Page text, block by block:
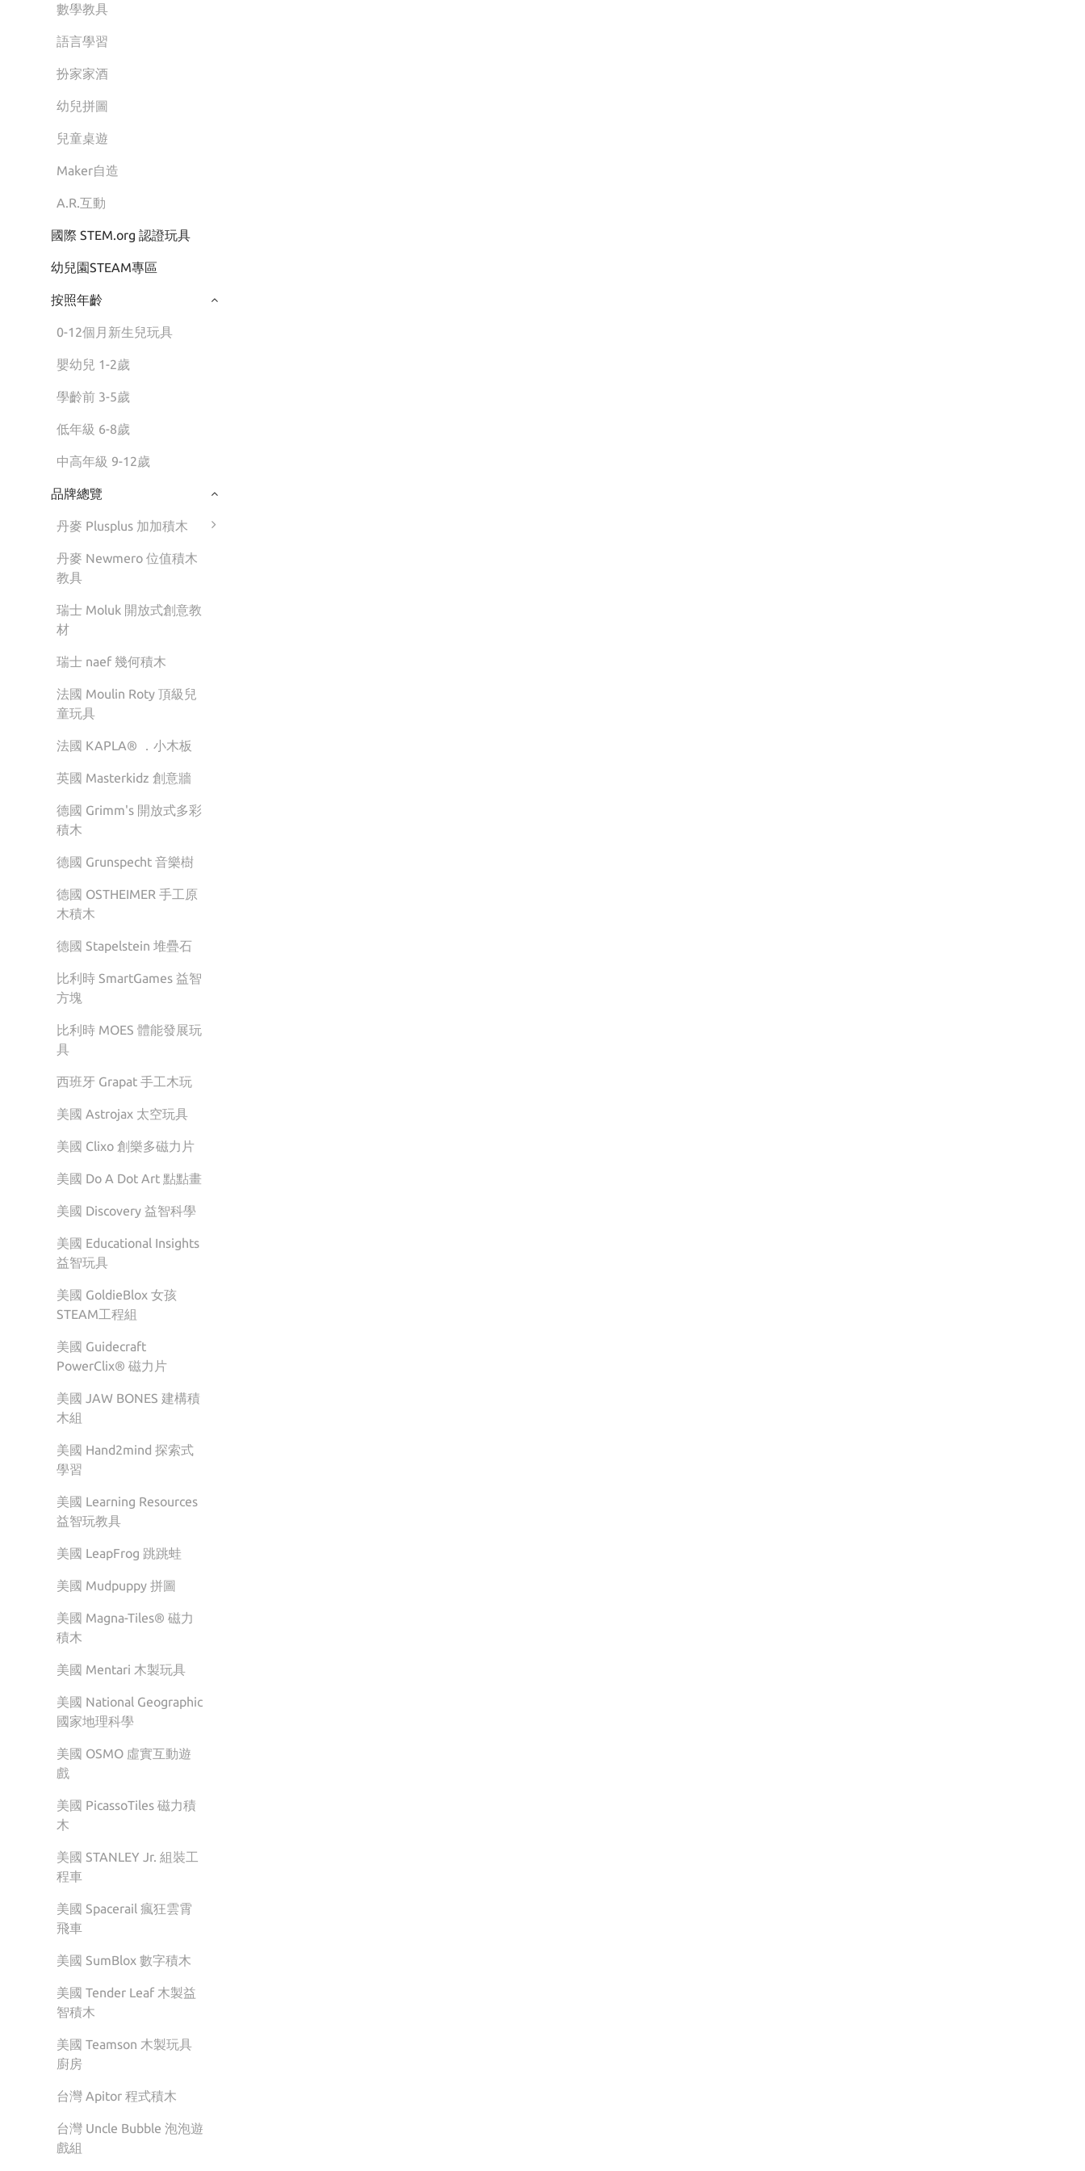
數學教具
語言學習
扮家家酒
幼兒拼圖
兒童桌遊
Maker自造
A.R.互動
國際 STEM.org 認證玩具
幼兒園STEAM專區
按照年齡
0-12個月新生兒玩具
嬰幼兒 1-2歲
學齡前 3-5歲
低年級 6-8歲
中高年級 9-12歲
品牌總覽
丹麥 Plusplus 加加積木
丹麥 Newmero 位值積木
教具
瑞士 Moluk 開放式創意教
材
瑞士 naef 幾何積木
法國 Moulin Roty 頂級兒
童玩具
法國 KAPLA® ．小木板
英國 Masterkidz 創意牆
德國 Grimm's 開放式多彩
積木
德國 Grunspecht 音樂樹
德國 OSTHEIMER 手工原
木積木
德國 Stapelstein 堆疊石
比利時 SmartGames 益智
方塊
比利時 MOES 體能發展玩
具
西班牙 Grapat 手工木玩
美國 Astrojax 太空玩具
美國 Clixo 創樂多磁力片
美國 Do A Dot Art 點點畫
美國 Discovery 益智科學
美國 Educational Insights
益智玩具
美國 GoldieBlox 女孩
STEAM工程組
美國 Guidecraft
PowerClix® 磁力片
美國 JAW BONES 建構積
木組
美國 Hand2mind 探索式
學習
美國 Learning Resources
益智玩教具
美國 LeapFrog 跳跳蛙
美國 Mudpuppy 拼圖
美國 Magna-Tiles® 磁力
積木
美國 Mentari 木製玩具
美國 National Geographic
國家地理科學
美國 OSMO 虛實互動遊
戲
美國 PicassoTiles 磁力積
木
美國 STANLEY Jr. 組裝工
程車
美國 Spacerail 瘋狂雲霄
飛車
美國 SumBlox 數字積木
美國 Tender Leaf 木製益
智積木
美國 Teamson 木製玩具
廚房
台灣 Apitor 程式積木
台灣 Uncle Bubble 泡泡遊
戲組